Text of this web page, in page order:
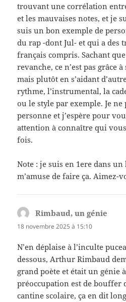
trouvant une corrélation
et les mauvaises notes, et je
suis un bon exemple de
du rap -dont Jul- et qui a des
français compris. Sachant
revanche, ce n’est pas grâce
mais plutôt en s’aidant
rythme, l’instrumental, la
ou le style par exemple. Je
personne et j’espère pour
attention à connaître qui
fois.
Note : je suis en 1ere dans un
m’amuse de faire ça. Aimez-
Rimbaud, un génie
18 novembre 2025 à 15:10
N’en déplaise à l’inculte
dessous, Arthur Rimbaud
grand poète et était un génie
préoccupation est de bouffer
cantine scolaire, ça en dit